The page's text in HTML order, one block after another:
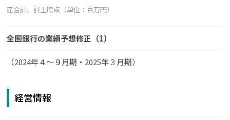
産合計、計上時点（単位：百万円）
全国銀行の業績予想修正（1）
（2024年４～９月期・2025年３月期）
経営情報